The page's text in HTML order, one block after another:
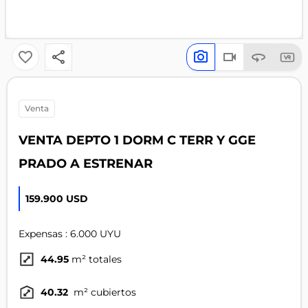
venta
VENTA DEPTO 1 DORM C TERR Y GGE
PRADO A ESTRENAR
159.900 USD
Expensas : 6.000 UYU
44.95 m² totales
40.32 m² cubiertos